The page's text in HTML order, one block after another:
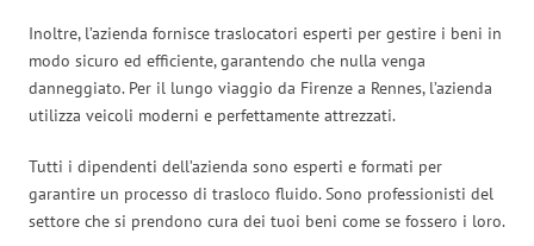
Inoltre, l’azienda fornisce traslocatori esperti per gestire i beni in
modo sicuro ed efficiente, garantendo che nulla venga
danneggiato. Per il lungo viaggio da Firenze a Rennes, l’azienda
utilizza veicoli moderni e perfettamente attrezzati.
Tutti i dipendenti dell’azienda sono esperti e formati per
garantire un processo di trasloco fluido. Sono professionisti del
settore che si prendono cura dei tuoi beni come se fossero i loro.